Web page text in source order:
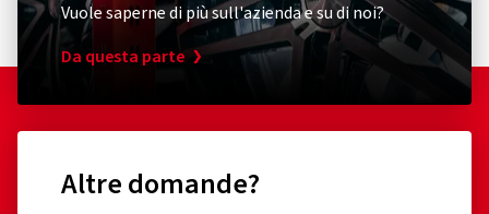
Vuole saperne di più sull'azienda e su di noi?
Da questa parte
Altre domande?